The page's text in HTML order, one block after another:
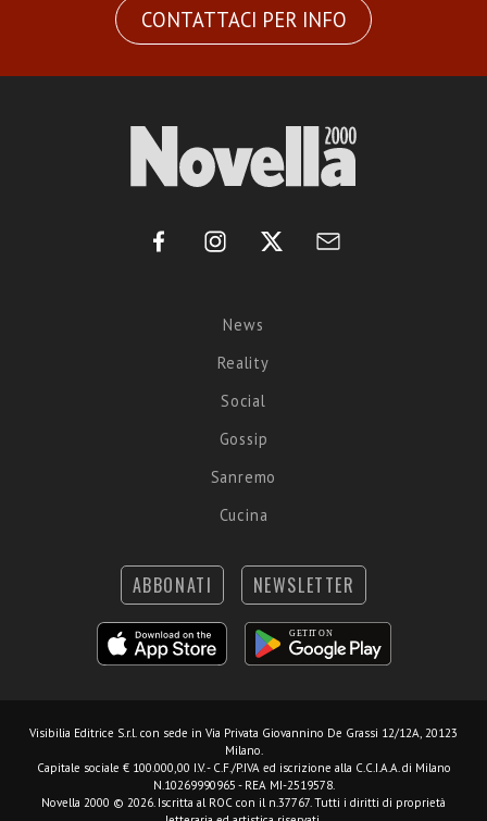
CONTATTACI PER INFO
News
Reality
Social
Gossip
Sanremo
Cucina
ABBONATI NEWSLETTER
Visibilia Editrice S.r.l. con sede in Via Privata Giovannino De Grassi 12/12A, 20123
Milano.
Capitale sociale € 100.000,00 I.V. - C.F./P.IVA ed iscrizione alla C.C.I.A.A. di Milano
N.10269990965 - REA MI-2519578.
Novella 2000 © 2026. Iscritta al ROC con il n.37767. Tutti i diritti di proprietà